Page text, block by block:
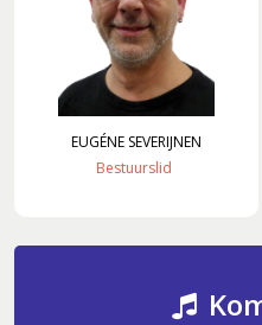
EUGÉNE SEVERIJNEN
Bestuurslid